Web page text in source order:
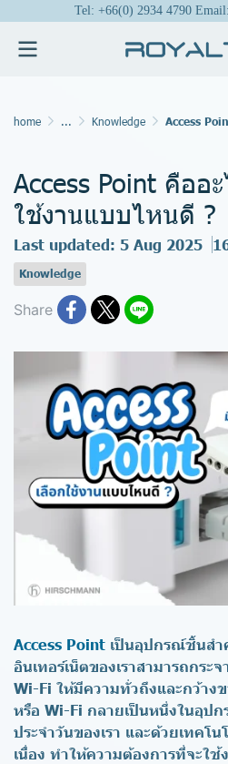
Tel: +66(0) 2934 4790
home ... Knowledge Access Point
Access Point คืออ
ใช้งานแบบไหนดี ?
Last updated: 5 Aug 2025
Knowledge
Share
Access Point เป็นอุปกรณ์ชิ้นส
อินเทอร์เน็ตของเราสามารถกร
Wi-Fi ให้มีความทั่วถึงและกว้าง
หรือ Wi-Fi กลายเป็นหนึ่งในอุป
ประจำวันของเรา และด้วยเทคโ
เนื่อง ทำให้ความต้องการที่จะใช้